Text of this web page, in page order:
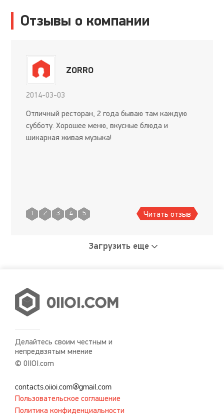
Отзывы о компании
ZORRO
2014-03-03
Отличный ресторан, 2 года бываю там каждую
субботу. Хорошее меню, вкусные блюда и
шикарная живая музыка!
1 2 3 4 5 Читать отзыв
Загрузить еще
Делайтесь своим честным и
непредвзятым мнение
© 0IIOI.com
contacts.oiioi.com@gmail.com
Пользовательское соглашение
Политика конфиденциальности